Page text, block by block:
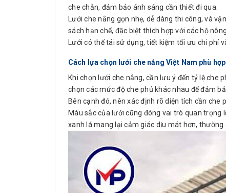
che chắn, đảm bảo ánh sáng cần thiết đi qua.
Lưới che nắng gọn nhẹ, dễ dàng thi công, và
sách hạn chế, đặc biệt thích hợp với các hộ
Lưới có thể tái sử dụng, tiết kiệm tối ưu chi phí
Cách lựa chọn lưới che nắng Việt Nam phù hợp
Khi chọn lưới che nắng, cần lưu ý đến tỷ lệ
chọn các mức độ che phủ khác nhau để đảm
Bên cạnh đó, nên xác định rõ diện tích cần
Màu sắc của lưới cũng đóng vai trò quan
xanh lá mang lại cảm giác dịu mát hơn,